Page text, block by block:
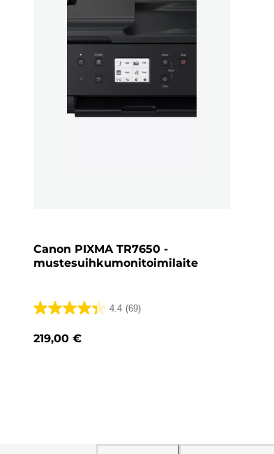
Canon PIXMA TR7650 -
mustesuihkumonitoimilaite
4.4 (69)
4.4/5
tähteä.
219,00 €